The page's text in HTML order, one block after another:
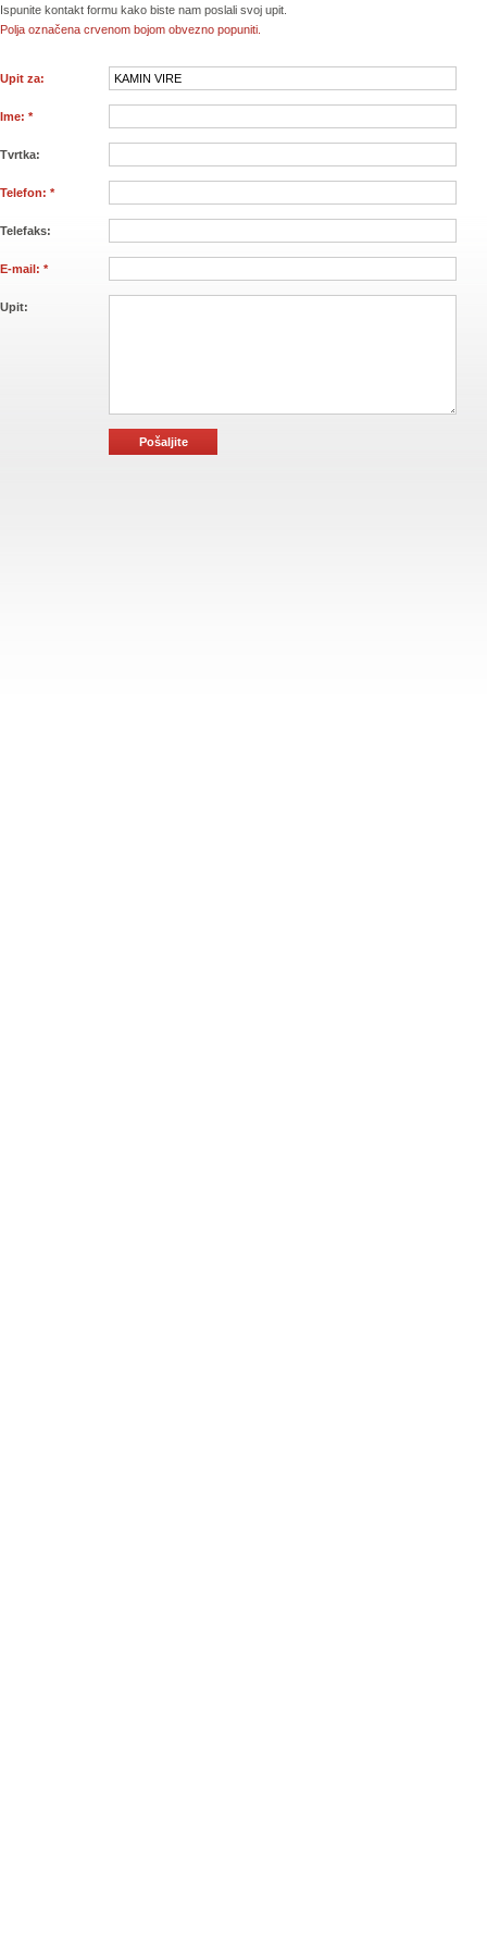
Ispunite kontakt formu kako biste nam poslali svoj upit.
Polja označena crvenom bojom obvezno popuniti.
Upit za:
Ime: *
Tvrtka:
Telefon: *
Telefaks:
E-mail: *
Upit: